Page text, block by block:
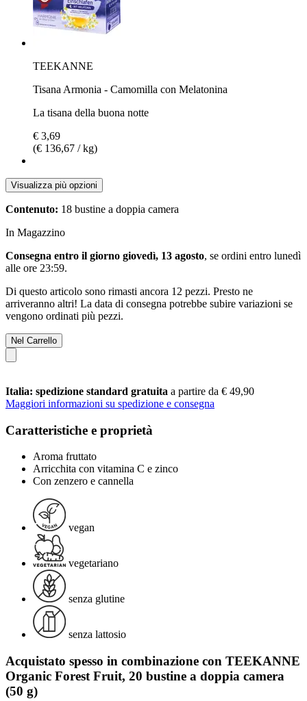
TEEKANNE
Tisana Armonia - Camomilla con Melatonina
La tisana della buona notte
€ 3,69
(€ 136,67 / kg)
Visualizza più opzioni
Contenuto: 18 bustine a doppia camera
In Magazzino
Consegna entro il giorno giovedì, 13 agosto, se ordini entro lunedì
alle ore 23:59.
Di questo articolo sono rimasti ancora 12 pezzi. Presto ne
arriveranno altri! La data di consegna potrebbe subire variazioni se
vengono ordinati più pezzi.
Nel Carrello
Italia: spedizione standard gratuita a partire da € 49,90
Maggiori informazioni su spedizione e consegna
Caratteristiche e proprietà
Aroma fruttato
Arricchita con vitamina C e zinco
Con zenzero e cannella
vegan
vegetariano
senza glutine
senza lattosio
Acquistato spesso in combinazione con TEEKANNE
Organic Forest Fruit, 20 bustine a doppia camera
(50 g)